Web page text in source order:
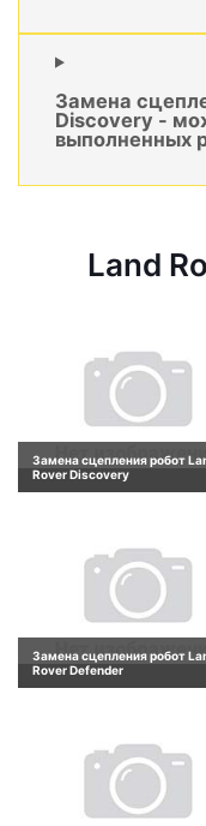
Замена
Discovery -
выполненных
Land
Замена сцепления робот
Rover Discovery
Замена сцепления робот
Rover Defender